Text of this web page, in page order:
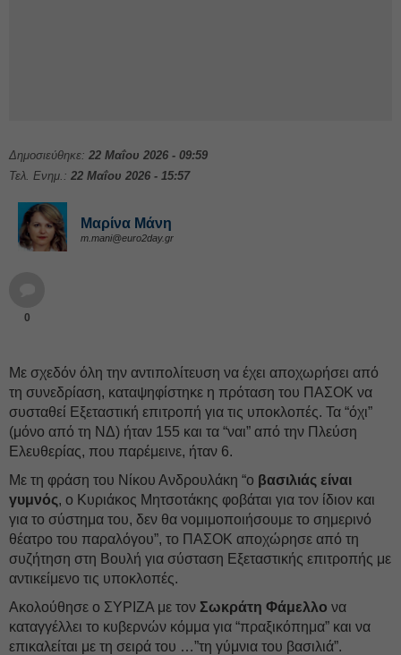
Δημοσιεύθηκε: 22 Μαΐου 2026 - 09:59
Τελ. Ενημ.: 22 Μαΐου 2026 - 15:57
Μαρίνα Μάνη
m.mani@euro2day.gr
0
Με σχεδόν όλη την αντιπολίτευση να έχει αποχωρήσει από
τη συνεδρίαση, καταψηφίστηκε η πρόταση του ΠΑΣΟΚ να
συσταθεί Εξεταστική επιτροπή για τις υποκλοπές. Τα “όχι”
(μόνο από τη ΝΔ) ήταν 155 και τα “ναι” από την Πλεύση
Ελευθερίας, που παρέμεινε, ήταν 6.
Με τη φράση του Νίκου Ανδρουλάκη “ο βασιλιάς είναι
γυμνός, ο Κυριάκος Μητσοτάκης φοβάται για τον ίδιον και
για το σύστημα του, δεν θα νομιμοποιήσουμε το σημερινό
θέατρο του παραλόγου”, το ΠΑΣΟΚ αποχώρησε από τη
συζήτηση στη Βουλή για σύσταση Εξεταστικής επιτροπής με
αντικείμενο τις υποκλοπές.
Ακολούθησε ο ΣΥΡΙΖΑ με τον Σωκράτη Φάμελλο να
καταγγέλλει το κυβερνών κόμμα για “πραξικόπημα” και να
επικαλείται με τη σειρά του …”τη γύμνια του βασιλιά”.